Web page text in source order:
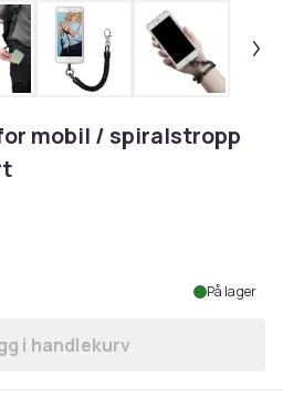
mobil / spiralstropp
På lager
Legg Sikkerhetsstropp for
i handlekurv